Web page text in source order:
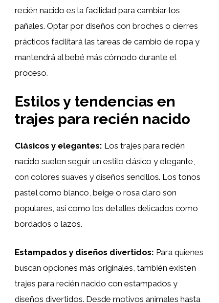
recién nacido es la facilidad para cambiar los
pañales. Optar por diseños con broches o cierres
prácticos facilitará las tareas de cambio de ropa y
mantendrá al bebé más cómodo durante el
proceso.
Estilos y tendencias en
trajes para recién nacido
Clásicos y elegantes: Los trajes para recién
nacido suelen seguir un estilo clásico y elegante,
con colores suaves y diseños sencillos. Los tonos
pastel como blanco, beige o rosa claro son
populares, así como los detalles delicados como
bordados o lazos.
Estampados y diseños divertidos: Para quienes
buscan opciones más originales, también existen
trajes para recién nacido con estampados y
diseños divertidos. Desde motivos animales hasta